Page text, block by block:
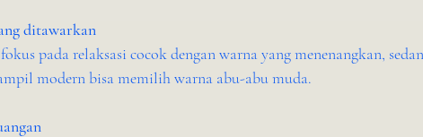
ditawarkan
modern bisa memilih warna abu-abu muda.